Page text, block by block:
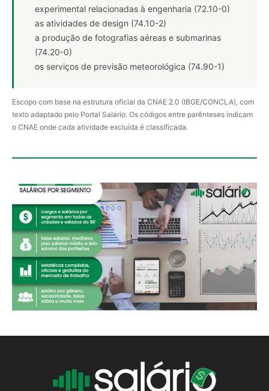
experimental relacionadas à engenharia (72.10-0)
as atividades de design (74.10-2)
a produção de fotografias aéreas e submarinas
(74.20-0)
os serviços de previsão meteorológica (74.90-1)
Escopo com base na estrutura oficial da CNAE 2.0 (IBGE/CONCLA), com
texto adaptado pelo Portal Salário. Os códigos entre parênteses indicam
o CNAE onde cada atividade excluída é classificada.